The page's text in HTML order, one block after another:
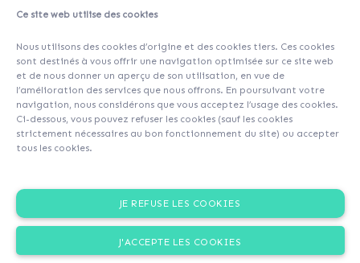
Ce site web utilise des cookies
Nous utilisons des cookies d’origine et des cookies tiers. Ces cookies
sont destinés à vous offrir une navigation optimisée sur ce site web
et de nous donner un aperçu de son utilisation, en vue de
l’amélioration des services que nous offrons. En poursuivant votre
navigation, nous considérons que vous acceptez l’usage des cookies.
Ci-dessous, vous pouvez refuser les cookies (sauf les cookies
strictement nécessaires au bon fonctionnement du site) ou accepter
tous les cookies.
JE REFUSE LES COOKIES
J'ACCEPTE LES COOKIES